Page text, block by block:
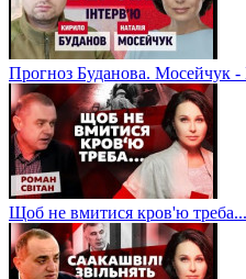
Прогноз Буданова. Мосейчук -
Щоб не вмитися кров'ю